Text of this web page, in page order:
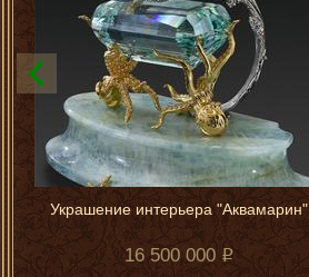
Украшение интерьера "Аквамарин"
16 500 000